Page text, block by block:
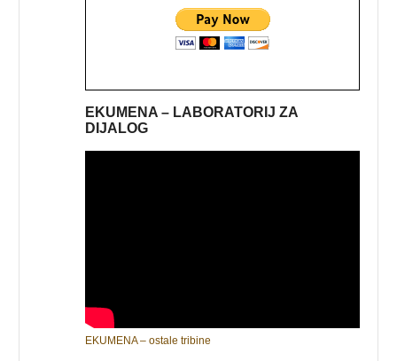
EKUMENA – LABORATORIJ ZA
DIJALOG
EKUMENA – ostale tribine